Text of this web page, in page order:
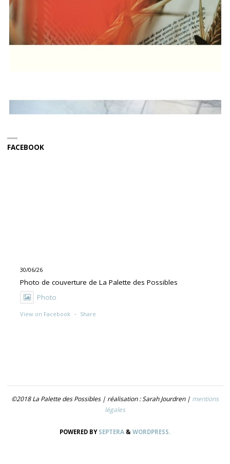
FACEBOOK
30/06/26
Photo de couverture de La Palette des Possibles
Photo
View on Facebook · Share
- 21.07- 5.09 : TROUVER LE NOM
©2018 La Palette des Possibles | réalisation : Sarah Jourdren | mentions
légales
POWERED BYSEPTERA & WORDPRESS.